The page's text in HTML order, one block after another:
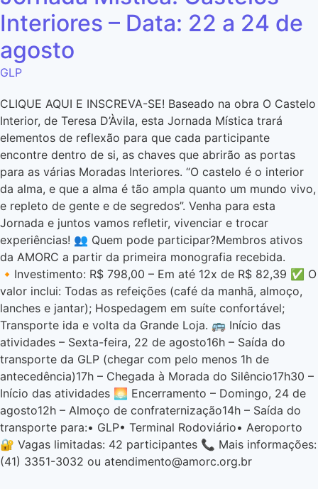
Interiores – Data: 22 a 24 de
agosto
GLP
CLIQUE AQUI E INSCREVA-SE! Baseado na obra O Castelo
Interior, de Teresa D’Àvila, esta Jornada Mística trará
elementos de reflexão para que cada participante
encontre dentro de si, as chaves que abrirão as portas
para as várias Moradas Interiores. “O castelo é o interior
da alma, e que a alma é tão ampla quanto um mundo vivo,
e repleto de gente e de segredos”. Venha para esta
Jornada e juntos vamos refletir, vivenciar e trocar
experiências! 👥 Quem pode participar?Membros ativos
da AMORC a partir da primeira monografia recebida.
🔸Investimento: R$ 798,00 – Em até 12x de R$ 82,39 ✅ O
valor inclui: Todas as refeições (café da manhã, almoço,
lanches e jantar); Hospedagem em suíte confortável;
Transporte ida e volta da Grande Loja. 🚌 Início das
atividades – Sexta-feira, 22 de agosto16h – Saída do
transporte da GLP (chegar com pelo menos 1h de
antecedência)17h – Chegada à Morada do Silêncio17h30 –
Início das atividades 🌅 Encerramento – Domingo, 24 de
agosto12h – Almoço de confraternização14h – Saída do
transporte para:• GLP• Terminal Rodoviário• Aeroporto
🔐 Vagas limitadas: 42 participantes 📞 Mais informações:
(41) 3351-3032 ou atendimento@amorc.org.br